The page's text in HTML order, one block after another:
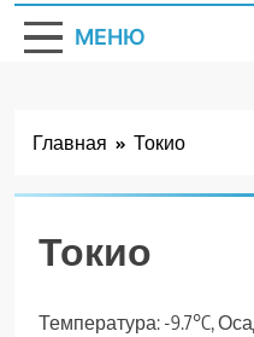
МЕНЮ
Главная Токио
Токио
Температура: -9.7°C,